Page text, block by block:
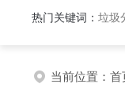
热门关键词： 垃圾
当前位置： 首